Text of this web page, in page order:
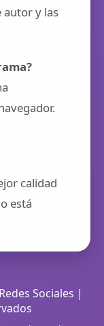
autor y las
calidad
está
Sociales |